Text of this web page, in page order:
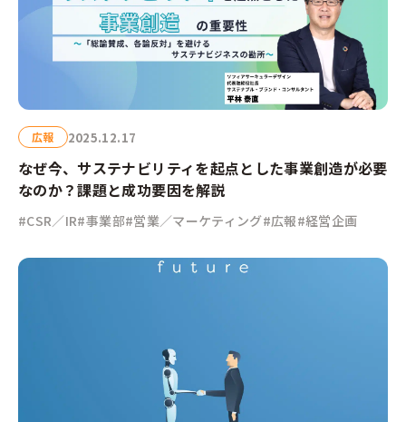
広報 2025.12.17
なぜ今、サステナビリティを起点とした事業創造が必要
なのか？課題と成功要因を解説
#CSR／IR#事業部#営業／マーケティング#広報#経営企画